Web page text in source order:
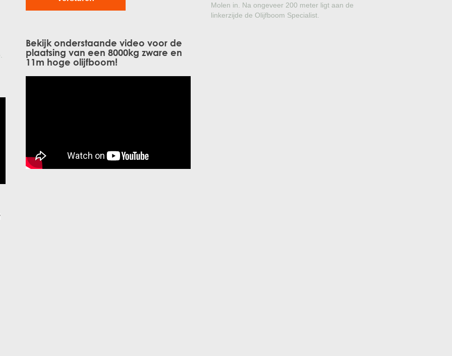
JUDASBOOM
Bekijk onderstaande video voor de
plaatsing van een 8000kg zware en
11m hoge olijfboom!
Molen in. Na ongeveer 200 meter ligt aan de
linkerzijde de Olijfboom Specialist.